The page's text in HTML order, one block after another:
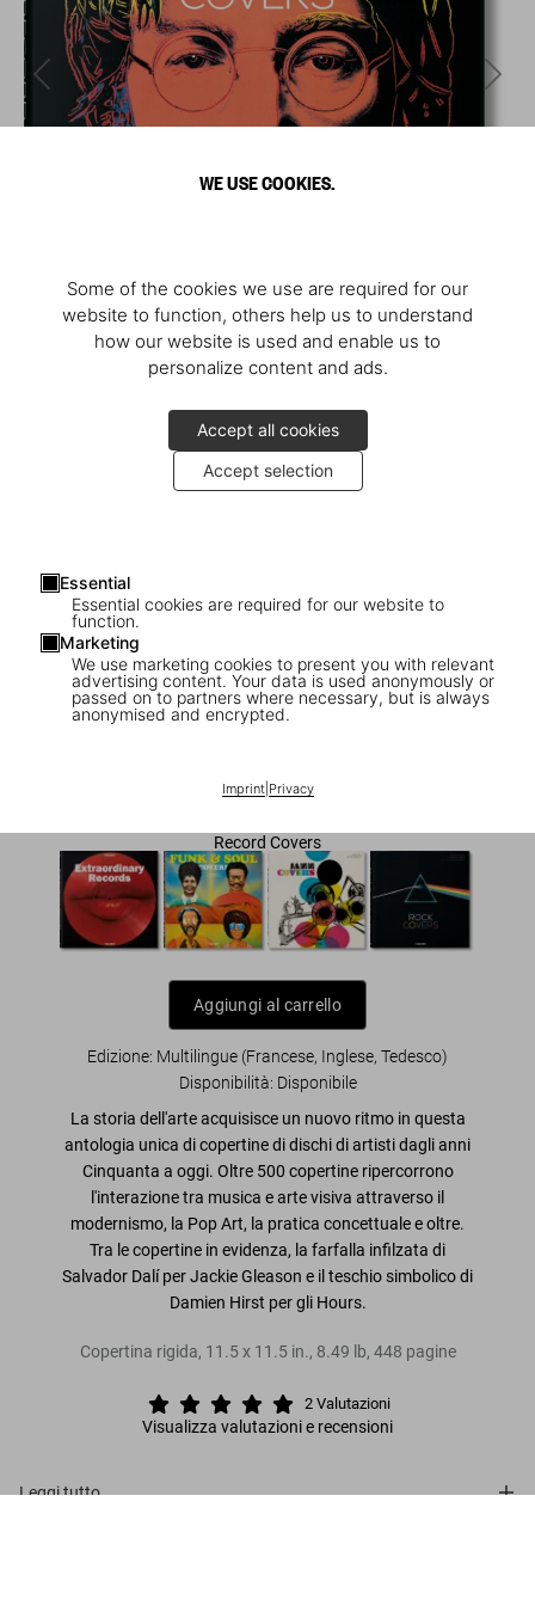
WE USE COOKIES.
Some of the cookies we use are required for our
website to function, others help us to understand
how our website is used and enable us to
personalize content and ads.
Accept all cookies
Accept selection
Essential
Essential cookies are required for our website to
function.
Marketing
We use marketing cookies to present you with relevant
advertising content. Your data is used anonymously or
passed on to partners where necessary, but is always
anonymised and encrypted.
Imprint| Privacy
1/9
US$ 70
Record Covers
Aggiungi al carrello
Edizione: Multilingue (Francese, Inglese, Tedesco)
Disponibilità: Disponibile
La storia dell'arte acquisisce un nuovo ritmo in questa
antologia unica di copertine di dischi di artisti dagli anni
Cinquanta a oggi. Oltre 500 copertine ripercorrono
l'interazione tra musica e arte visiva attraverso il
modernismo, la Pop Art, la pratica concettuale e oltre.
Tra le copertine in evidenza, la farfalla infilzata di
Salvador Dalí per Jackie Gleason e il teschio simbolico di
Damien Hirst per gli Hours.
Copertina rigida, 11.5x 11.5 in., 8.49 lb, 448 pagine
2 Valutazioni
Visualizza valutazioni e recensioni
Leggi tutto